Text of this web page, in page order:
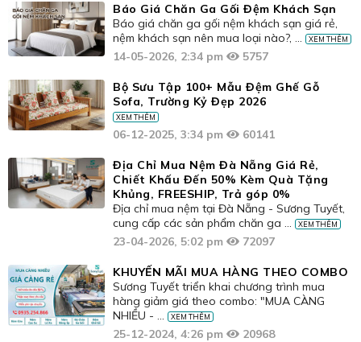
Báo Giá Chăn Ga Gối Đệm Khách Sạn
Báo giá chăn ga gối nệm khách sạn giá rẻ,
nệm khách sạn nên mua loại nào?, ...
XEM THÊM
14-05-2026, 2:34 pm 5757
Bộ Sưu Tập 100+ Mẫu Đệm Ghế Gỗ
Sofa, Trường Kỷ Đẹp 2026
XEM THÊM
06-12-2025, 3:34 pm 60141
Địa Chỉ Mua Nệm Đà Nẵng Giá Rẻ,
Chiết Khấu Đến 50% Kèm Quà Tặng
Khủng, FREESHIP, Trả góp 0%
Địa chỉ mua nệm tại Đà Nẵng - Sương Tuyết,
cung cấp các sản phẩm chăn ga ...
XEM THÊM
23-04-2026, 5:02 pm 72097
KHUYẾN MÃI MUA HÀNG THEO COMBO
Sương Tuyết triển khai chương trình mua
hàng giảm giá theo combo: "MUA CÀNG
NHIỀU - ...
XEM THÊM
25-12-2024, 4:26 pm 20968